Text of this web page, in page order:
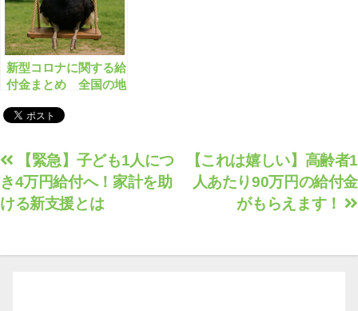
新型コロナに関する給
付金まとめ 全国の地
料会員限定】
投
稿
ナ
ゲ
【これは嬉しい】高齢者1
人あたり90万円の給付金
がもらえます！
【緊急】子ども1人につ
き4万円給付へ！家計を助
ける新支援とは